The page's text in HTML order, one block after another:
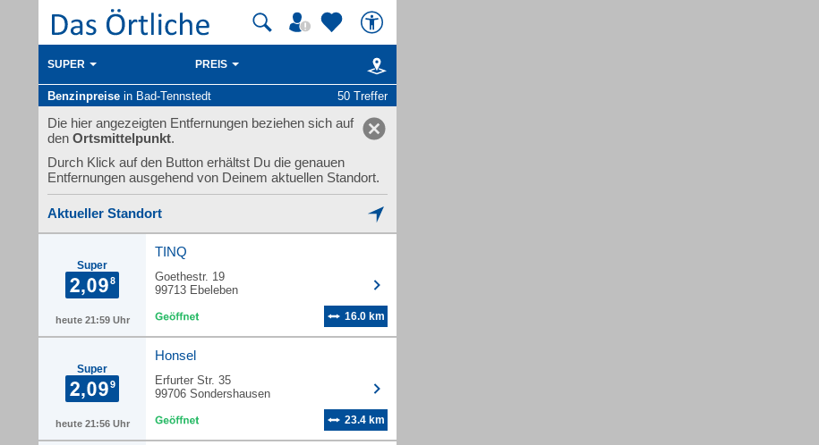
SUPER PREIS
Benzinpreise in Bad-Tennstedt 50 Treffer
Die hier angezeigten Entfernungen beziehen sich auf
den Ortsmittelpunkt.
Durch Klick auf den Button erhältst Du die genauen
Entfernungen ausgehend von Deinem aktuellen Standort.
Aktueller Standort
Super
heute 21:59 Uhr
TINQ
Goethestr. 19
99713 Ebeleben
16.0 km
Super
heute 21:56 Uhr
Honsel
Erfurter Str. 35
99706 Sondershausen
23.4 km